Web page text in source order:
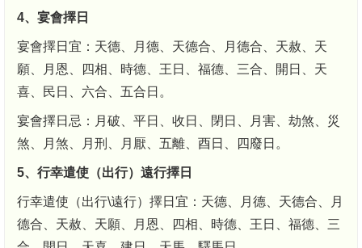
4、宴會擇日
宴會擇日宜：天德、月德、天德合、月德合、天赦、天
願、月恩、四相、時德、王日、福德、三合、開日、天
喜、民日、六合、五合日。
宴會擇日忌：月破、平日、收日、閉日、月害、劫煞、災
煞、月煞、月刑、月厭、五離、酉日、四廢日。
5、行幸遣使（出行）遠行擇日
行幸遣使（出行\遠行）擇日宜：天德、月德、天德合、月
德合、天赦、天願、月恩、四相、時德、王日、福德、三